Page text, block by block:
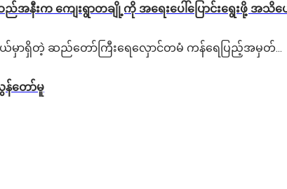
းက ကျေးရွာတချို့ကို အရေးပေါ်ပြောင်းရွေးဖို့ အသိပေ
မြို့နယ်မှာရှိတဲ့ ဆည်တော်ကြီးရေလှောင်တမံ ကန်ရေပြည့်အမှတ်...
န်တော်မူ